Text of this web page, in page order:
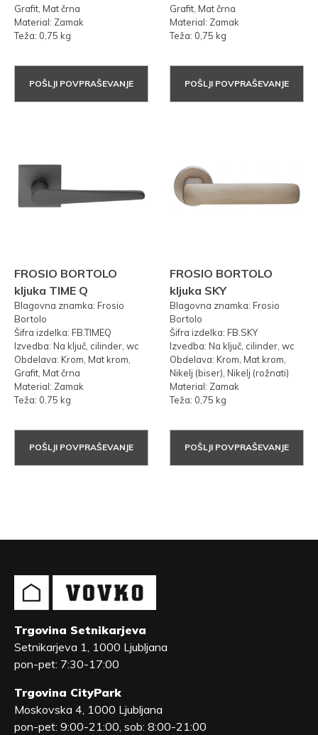
Grafit, Mat črna
Material: Zamak
Teža: 0,75 kg
POŠLJI POVPRAŠEVANJE
Grafit, Mat črna
Material: Zamak
Teža: 0,75 kg
POŠLJI POVPRAŠEVANJE
FROSIO BORTOLO
kljuka TIME Q
Blagovna znamka: Frosio
Bortolo
Šifra izdelka: FB.TIMEQ
Izvedba: Na ključ, cilinder, wc
Obdelava: Krom, Mat krom,
Grafit, Mat črna
Material: Zamak
Teža: 0,75 kg
POŠLJI POVPRAŠEVANJE
FROSIO BORTOLO
kljuka SKY
Blagovna znamka: Frosio
Bortolo
Šifra izdelka: FB.SKY
Izvedba: Na ključ, cilinder, wc
Obdelava: Krom, Mat krom,
Nikelj (biser), Nikelj (rožnati)
Material: Zamak
Teža: 0,75 kg
POŠLJI POVPRAŠEVANJE
Trgovina Setnikarjeva
Setnikarjeva 1, 1000 Ljubljana
pon-pet: 7:30-17:00
Trgovina CityPark
Moskovska 4, 1000 Ljubljana
pon-pet: 9:00-21:00, sob: 8:00-21:00